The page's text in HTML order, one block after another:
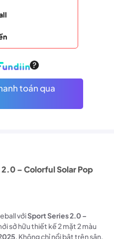
toán qua
– Colorful Solar Pop
vớiSport Series 2.0 –
sở hữu thiết kế 2 mặt 2 màu
. Không chỉ nổi bật trên sân,